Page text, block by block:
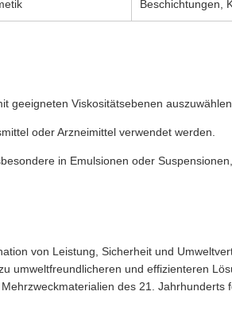
Beschichtungen,
geeigneten Viskositätsebenen auszuwählen.
oder Arzneimittel verwendet werden.
in Emulsionen oder Suspensionen,
von Leistung, Sicherheit und
umweltfreundlicheren und effizienteren
des 21. Jahrhunderts